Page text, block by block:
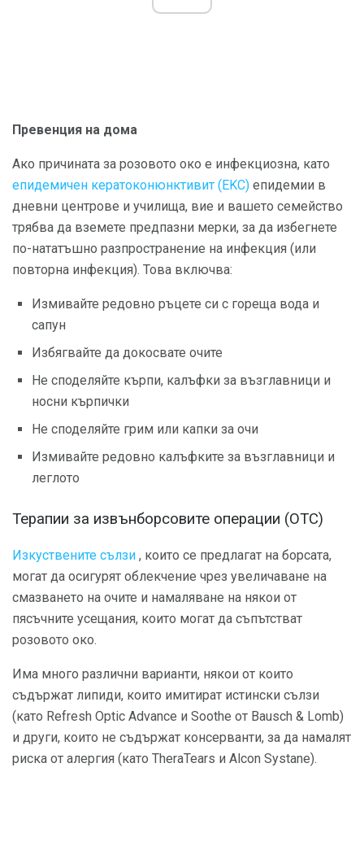
Превенция на дома
Ако причината за розовото око е инфекциозна, като
епидемичен кератоконюнктивит (EKC) епидемии в
дневни центрове и училища, вие и вашето семейство
трябва да вземете предпазни мерки, за да избегнете
по-нататъшно разпространение на инфекция (или
повторна инфекция). Това включва:
Измивайте редовно ръцете си с гореща вода и
сапун
Избягвайте да докосвате очите
Не споделяйте кърпи, калъфки за възглавници и
носни кърпички
Не споделяйте грим или капки за очи
Измивайте редовно калъфките за възглавници и
леглото
Терапии за извънборсовите операции (OTC)
Изкуствените сълзи , които се предлагат на борсата,
могат да осигурят облекчение чрез увеличаване на
смазването на очите и намаляване на някои от
пясъчните усещания, които могат да съпътстват
розовото око.
Има много различни варианти, някои от които
съдържат липиди, които имитират истински сълзи
(като Refresh Optic Advance и Soothe от Bausch & Lomb)
и други, които не съдържат консерванти, за да намалят
риска от алергия (като TheraTears и Alcon Systane).